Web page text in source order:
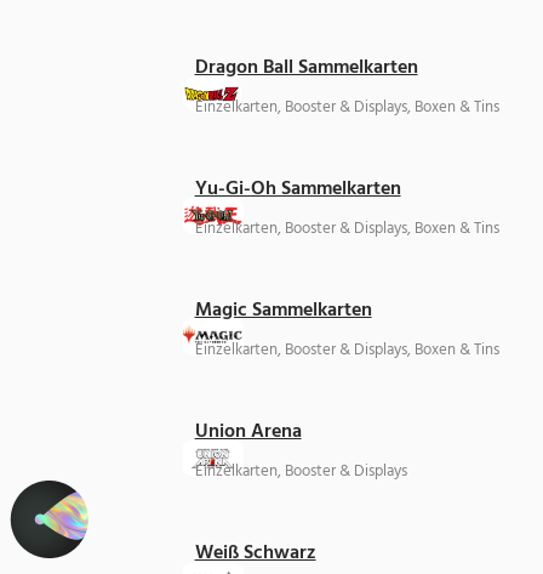
Dragon Ball Sammelkarten
Einzelkarten, Booster & Displays, Boxen & Tins
Yu-Gi-Oh Sammelkarten
Einzelkarten, Booster & Displays, Boxen & Tins
Magic Sammelkarten
Einzelkarten, Booster & Displays, Boxen & Tins
Union Arena
Einzelkarten, Booster & Displays
Weiß Schwarz